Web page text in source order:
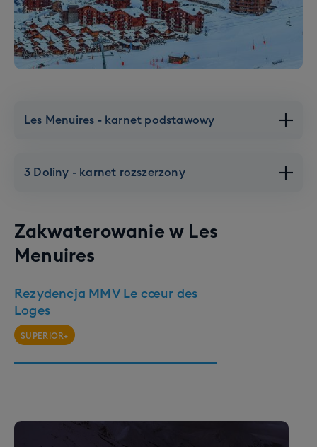
Les Menuires - karnet podstawowy
160 km tras
Jeździmy na całym obszarze Les Menuires / Saint
3 Doliny - karnet rozszerzony
Zakwaterowanie w Les
Menuires
Rezydencja MMV Le cœur des
Loges
SUPERIOR+